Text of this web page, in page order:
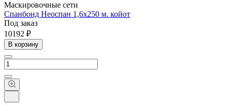
Маскировочные сети
Спанбонд Неоспан 1,6х250 м. койот
Под заказ
10192 ₽
В корзину